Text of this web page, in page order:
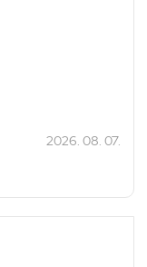
2026. 08. 07.